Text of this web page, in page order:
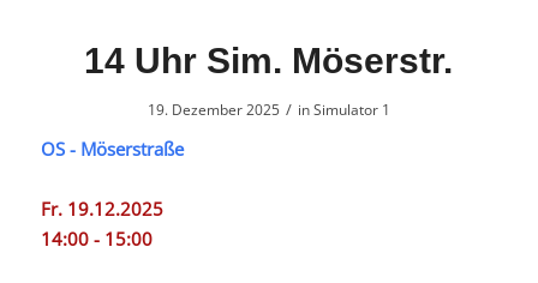
14 Uhr Sim. Möserstr.
19. Dezember 2025 / inSimulator 1
OS - Möserstraße
Fr. 19.12.2025
14:00 - 15:00